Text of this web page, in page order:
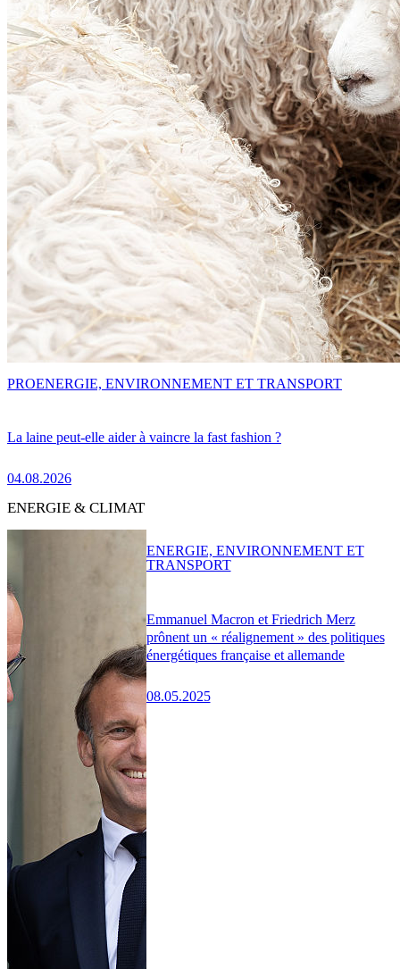
La laine peut-elle aider à vaincre la fast fashion ?
04.08.2026
PROENERGIE, ENVIRONNEMENT ET TRANSPORT
ENERGIE & CLIMAT
Emmanuel Macron et Friedrich Merz
prônent un « réalignement » des politiques
énergétiques française et allemande
08.05.2025
ENERGIE, ENVIRONNEMENT ET
TRANSPORT